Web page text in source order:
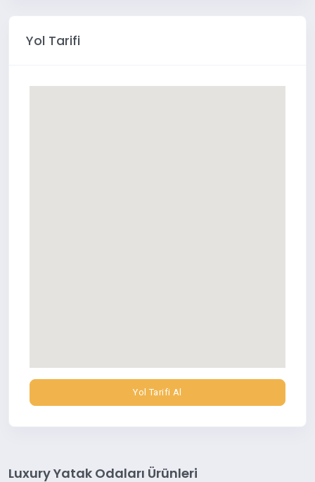
Yol Tarifi
Yol Tarifi Al
Luxury Yatak Odaları Ürünleri